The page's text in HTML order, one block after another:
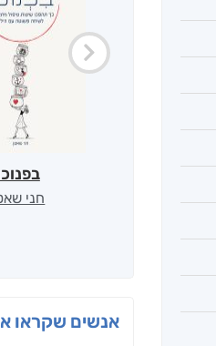
חני
אנשים שקראו